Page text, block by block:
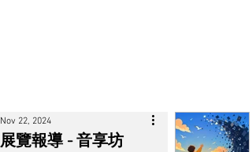
展覽報導 - 音享坊
Nov 22, 2024